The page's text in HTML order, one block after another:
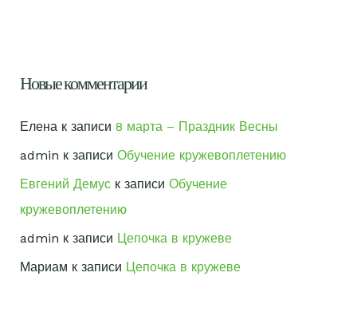
Новые комментарии
Елена к записи 8 марта – Праздник Весны
admin к записи Обучение кружевоплетению
Евгений Демуск записи Обучение
кружевоплетению
admin к записи Цепочка в кружеве
Мариам к записи Цепочка в кружеве